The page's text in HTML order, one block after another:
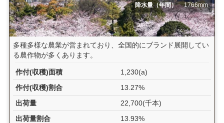
降水量（年間）
1766mm
多種多様な農業が営まれており、全国的にブランド展開してい
る農作物が多くあります。
作付(収穫)面積
1,230(a)
作付(収穫)割合
13.27%
出荷量
22,700(千本)
出荷量割合
13.93%